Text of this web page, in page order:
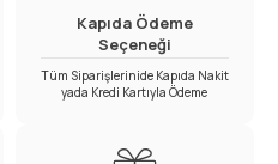
Kapıda Ödeme
Seçeneği
Tüm Siparişlerinide Kapıda Nakit
yada Kredi Kartıyla Ödeme